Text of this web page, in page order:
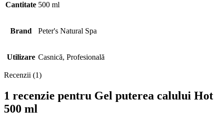
Cantitate 500 ml
Brand Peter's Natural Spa
Utilizare Casnică, Profesională
Recenzii (1)
1 recenzie pentru Gel puterea calului Hot
500 ml